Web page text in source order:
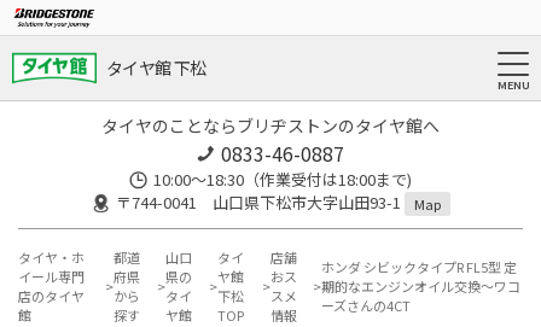
タイヤ館 下松
タイヤのことならブリヂストンのタイヤ館へ
0833-46-0887
10:00～18:30（作業受付は18:00まで)
〒744-0041 山口県下松市大字山田93-1
Map
タイヤ・ホ
イール専門
店のタイヤ
館
都道
府県
から
探す
山口
県の
タイ
ヤ館
タイ
ヤ館
下松
TOP
店舗
おス
スメ
情報
ホンダ シビックタイプR FL5型 定
期的なエンジンオイル交換〜ワコ
ーズさんの4CT